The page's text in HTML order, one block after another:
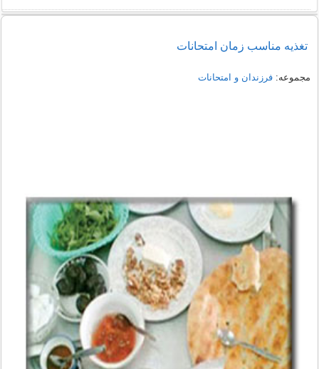
تغذیه مناسب زمان امتحانات
مجموعه:فرزندان و امتحانات